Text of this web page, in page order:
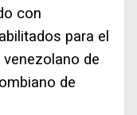
con
para el
de
de